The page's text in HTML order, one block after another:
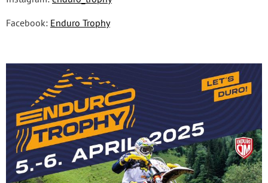
Facebook: Enduro Trophy